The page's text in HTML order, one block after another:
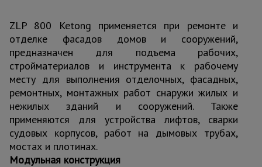
ZLP 800 Ketong применяется при ремонте и
отделке фасадов домов и сооружений,
предназначен для подъема рабочих,
стройматериалов и инструмента к рабочему
месту для выполнения отделочных, фасадных,
ремонтных, монтажных работ снаружи жилых и
нежилых зданий и сооружений. Также
применяются для устройства лифтов, сварки
судовых корпусов, работ на дымовых трубах,
мостах и плотинах.
Модульная конструкция